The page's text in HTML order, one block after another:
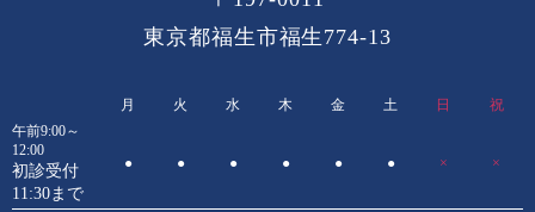
東京都福生市福生774-13
月 火 水 木 金 土 日
祝
午前9:00～
12:00
初診受付
11:30まで
● ● ● ● ● ● × ×